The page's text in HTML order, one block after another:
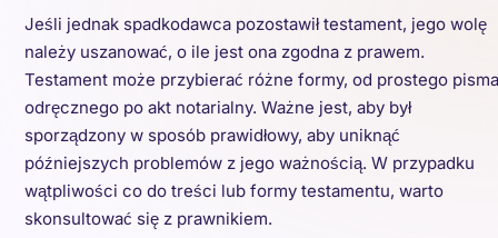
Jeśli jednak spadkodawca pozostawił testament, jego wolę
należy uszanować, o ile jest ona zgodna z prawem.
Testament może przybierać różne formy, od prostego pisma
odręcznego po akt notarialny. Ważne jest, aby był
sporządzony w sposób prawidłowy, aby uniknąć
późniejszych problemów z jego ważnością. W przypadku
wątpliwości co do treści lub formy testamentu, warto
skonsultować się z prawnikiem.